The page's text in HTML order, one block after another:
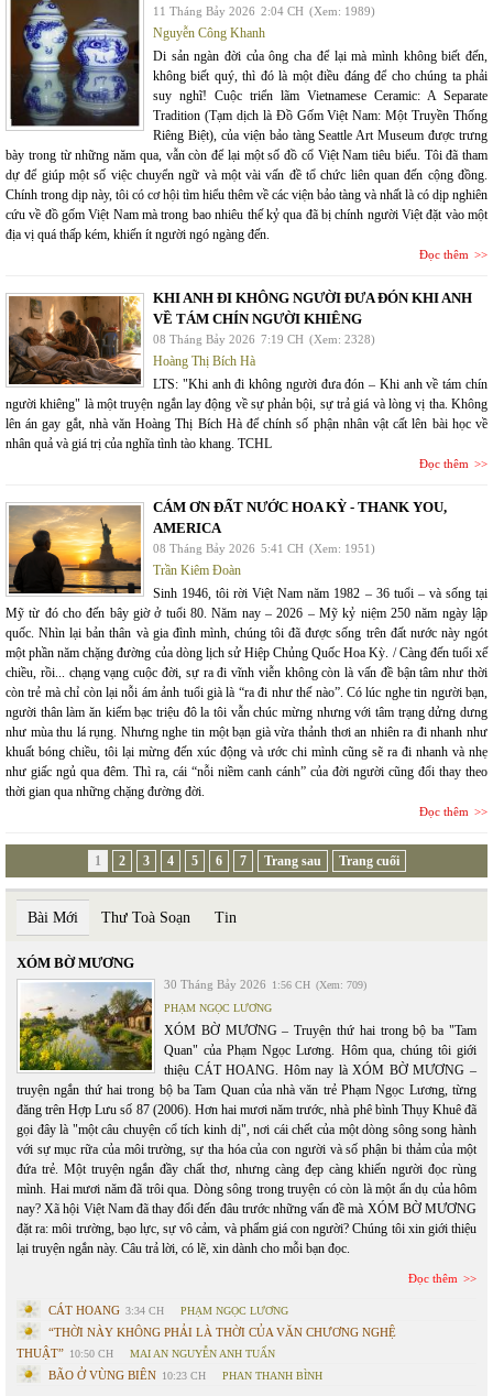
11 Tháng Bảy 2026 2:04 CH (Xem: 1989)
Nguyễn Công Khanh
Di sản ngàn đời của ông cha để lại mà mình không biết đến,
không biết quý, thì đó là một điều đáng để cho chúng ta phải
suy nghĩ! Cuộc triển lãm Vietnamese Ceramic: A Separate
Tradition (Tạm dịch là Đồ Gốm Việt Nam: Một Truyền Thống
Riêng Biệt), của viện bảo tàng Seattle Art Museum được trưng
bày trong từ những năm qua, vẫn còn để lại một số đồ cổ Việt Nam tiêu biểu. Tôi đã tham
dự để giúp một số việc chuyển ngữ và một vài vấn đề tổ chức liên quan đến cộng đồng.
Chính trong dịp này, tôi có cơ hội tìm hiểu thêm về các viện bảo tàng và nhất là có dịp nghiên
cứu về đồ gốm Việt Nam mà trong bao nhiêu thế kỷ qua đã bị chính người Việt đặt vào một
địa vị quá thấp kém, khiến ít người ngó ngàng đến.
Đọc thêm
KHI ANH ĐI KHÔNG NGƯỜI ĐƯA ĐÓN KHI ANH
VỀ TÁM CHÍN NGƯỜI KHIÊNG
08 Tháng Bảy 2026 7:19 CH (Xem: 2328)
Hoàng Thị Bích Hà
LTS: "Khi anh đi không người đưa đón – Khi anh về tám chín
người khiêng" là một truyện ngắn lay động về sự phản bội, sự trả giá và lòng vị tha. Không
lên án gay gắt, nhà văn Hoàng Thị Bích Hà để chính số phận nhân vật cất lên bài học về
nhân quả và giá trị của nghĩa tình tào khang. TCHL
Đọc thêm
CÁM ƠN ĐẤT NƯỚC HOA KỲ - THANK YOU,
AMERICA
08 Tháng Bảy 2026 5:41 CH (Xem: 1951)
Trần Kiêm Đoàn
Sinh 1946, tôi rời Việt Nam năm 1982 – 36 tuổi – và sống tại
Mỹ từ đó cho đến bây giờ ở tuổi 80. Năm nay – 2026 – Mỹ kỷ niệm 250 năm ngày lập
quốc. Nhìn lại bản thân và gia đình mình, chúng tôi đã được sống trên đất nước này ngót
một phần năm chặng đường của dòng lịch sử Hiệp Chủng Quốc Hoa Kỳ. / Càng đến tuổi xế
chiều, rồi... chạng vạng cuộc đời, sự ra đi vĩnh viễn không còn là vấn đề bận tâm như thời
còn trẻ mà chỉ còn lại nỗi ám ảnh tuổi già là “ra đi như thế nào”. Có lúc nghe tin người bạn,
người thân làm ăn kiếm bạc triệu đô la tôi vẫn chúc mừng nhưng với tâm trạng dửng dưng
như mùa thu lá rụng. Nhưng nghe tin một bạn già vừa thảnh thơi an nhiên ra đi nhanh như
khuất bóng chiều, tôi lại mừng đến xúc động và ước chi mình cũng sẽ ra đi nhanh và nhẹ
như giấc ngủ qua đêm. Thì ra, cái “nỗi niềm canh cánh” của đời người cũng đổi thay theo
thời gian qua những chặng đường đời.
Đọc thêm
1 2 3 4 5 6 7 Trang sau Trang cuối
Bài Mới Thư Toà Soạn Tin
XÓM BỜ MƯƠNG
30 Tháng Bảy 2026 1:56 CH (Xem: 709)
PHẠM NGỌC LƯƠNG
XÓM BỜ MƯƠNG – Truyện thứ hai trong bộ ba "Tam
Quan" của Phạm Ngọc Lương. Hôm qua, chúng tôi giới
thiệu CÁT HOANG. Hôm nay là XÓM BỜ MƯƠNG –
truyện ngắn thứ hai trong bộ ba Tam Quan của nhà văn trẻ Phạm Ngọc Lương, từng
đăng trên Hợp Lưu số 87 (2006). Hơn hai mươi năm trước, nhà phê bình Thụy Khuê đã
gọi đây là "một câu chuyện cổ tích kinh dị", nơi cái chết của một dòng sông song hành
với sự mục rữa của môi trường, sự tha hóa của con người và số phận bi thảm của một
đứa trẻ. Một truyện ngắn đầy chất thơ, nhưng càng đẹp càng khiến người đọc rùng
mình. Hai mươi năm đã trôi qua. Dòng sông trong truyện có còn là một ẩn dụ của hôm
nay? Xã hội Việt Nam đã thay đổi đến đâu trước những vấn đề mà XÓM BỜ MƯƠNG
đặt ra: môi trường, bạo lực, sự vô cảm, và phẩm giá con người? Chúng tôi xin giới thiệu
lại truyện ngắn này. Câu trả lời, có lẽ, xin dành cho mỗi bạn đọc.
Đọc thêm
CÁT HOANG 3:34 CH PHẠM NGỌC LƯƠNG
“THỜI NÀY KHÔNG PHẢI LÀ THỜI CỦA VĂN CHƯƠNG NGHỆ
THUẬT” 10:50 CH MAI AN NGUYỄN ANH TUẤN
BÃO Ở VÙNG BIÊN 10:23 CH PHAN THANH BÌNH